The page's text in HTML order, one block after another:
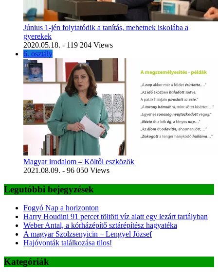
Június 1-jén folytatódik a tanítás, mehetnek iskolába a
gyerekek
2020.05.18. - 119 204 Views
6. osztály
Magyar irodalom – Költői eszközök
2021.08.09. - 96 050 Views
Legutóbbi bejegyzések
Fogyó Nap a horizonton
Harry Houdini 91 percet töltött víz alatt egy lezárt tartályban
Weber Antal, a kórházépítő sztárépítész hagyatéka
A magyar Szolzsenyicin – Lengyel József
Hajóvonták találkozása tilos!
Kategóriák